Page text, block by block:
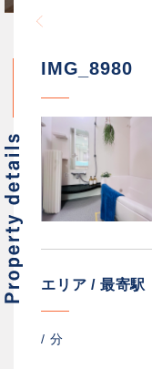
IMG_8980
エリア / 最寄駅
/ 分